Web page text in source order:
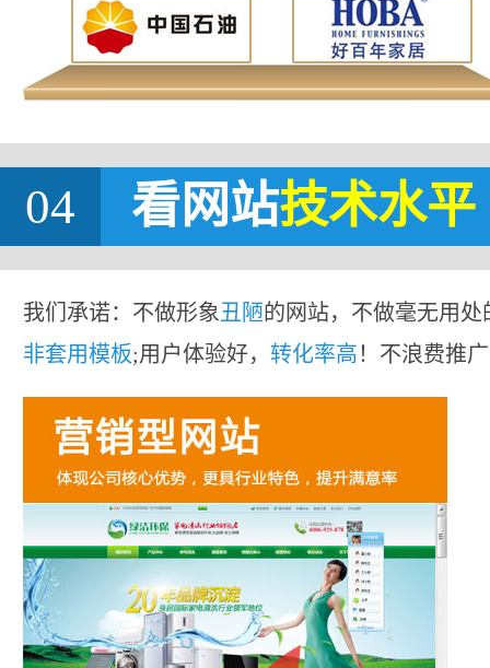
04 看网站技术水平
我们承诺：不做形象丑陋的网站，不做毫无用处
非套用模板;用户体验好， 转化率高！不浪费推